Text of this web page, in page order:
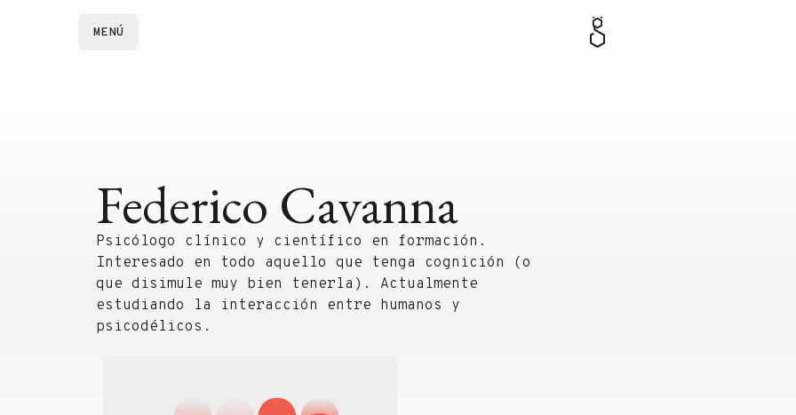
MENÚ
Federico Cavanna
Psicólogo clínico y científico en formación.
Interesado en todo aquello que tenga cognición (o
que disimule muy bien tenerla). Actualmente
estudiando la interacción entre humanos y
psicodélicos.